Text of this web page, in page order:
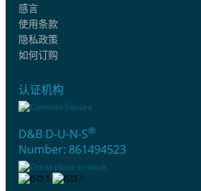
感言
使用条款
隐私政策
如何订购
认证机构
D&B D-U-N-S®
Number: 861494523